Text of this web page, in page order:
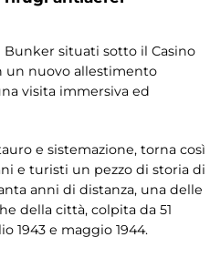
Bunker situati sotto il Casino
un nuovo allestimento
visita immersiva ed
e sistemazione, torna così
e turisti un pezzo di storia di
anni di distanza, una delle
della città, colpita da 51
1943 e maggio 1944.